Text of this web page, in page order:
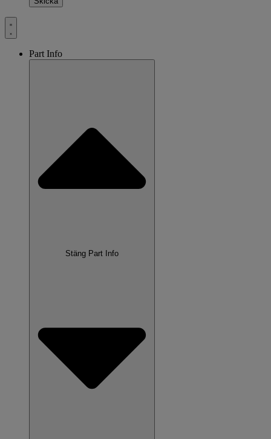
Part Info
Stäng Part Info